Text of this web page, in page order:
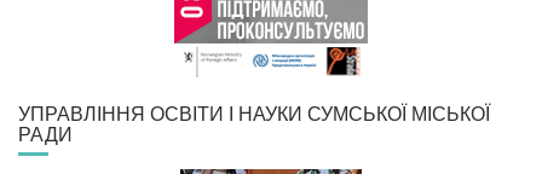
УПРАВЛІННЯ ОСВІТИ І НАУКИ СУМСЬКОЇ МІСЬКОЇ
РАДИ